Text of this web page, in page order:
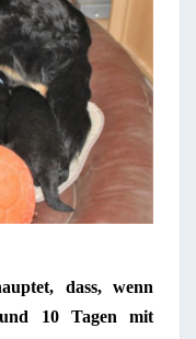
dass, wenn
10 Tagen mit